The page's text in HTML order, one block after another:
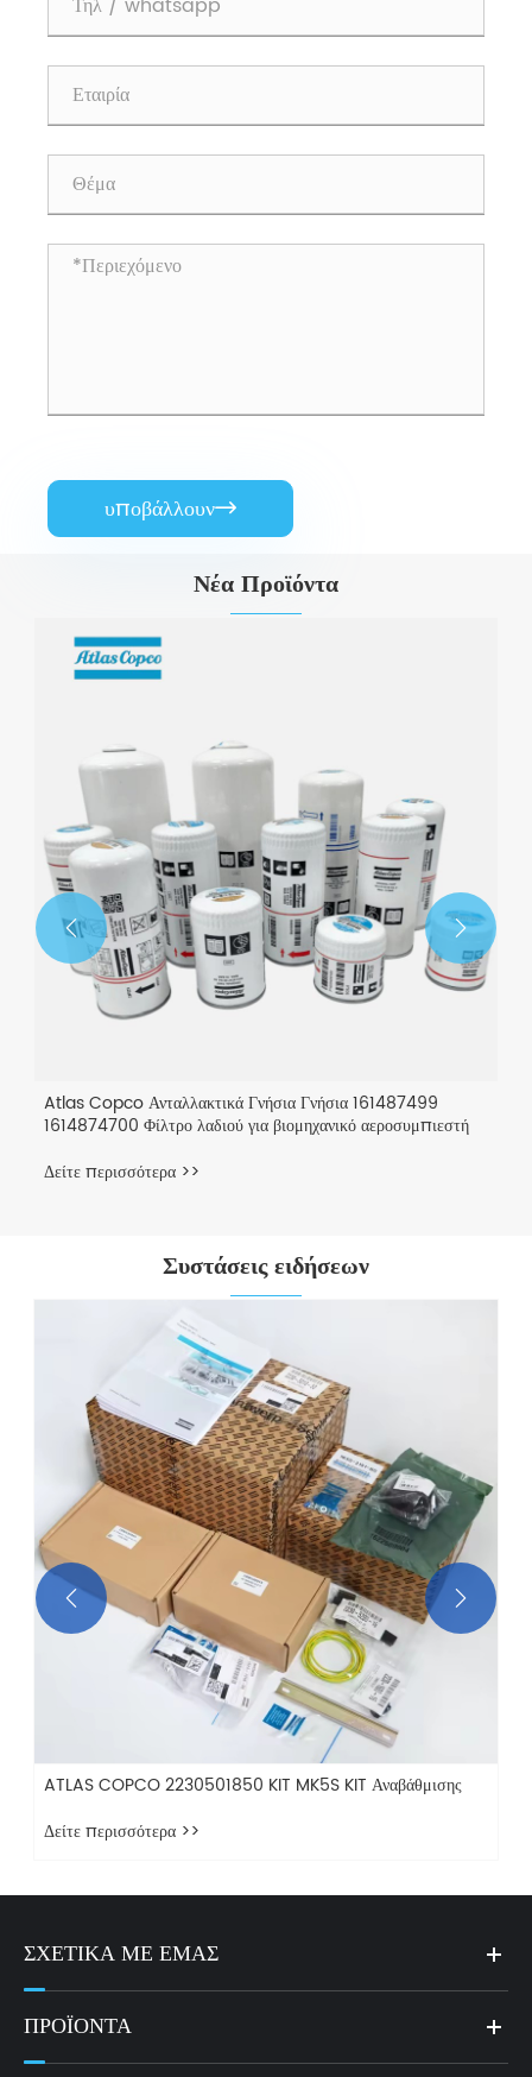
υποβάλλουν
Νέα Προϊόντα
Atlas Copco Ανταλλακτικά Γνήσια Γνήσια 161487499
1614874700 Φίλτρο λαδιού για βιομηχανικό αεροσυμπιεστή
Δείτε περισσότερα >>
 
Συστάσεις ειδήσεων
ATLAS COPCO 2230501850 KIT MK5S KIT Αναβάθμισης
Δείτε περισσότερα >>
 
ΣΧΕΤΙΚΆ ΜΕ ΕΜΆΣ
ΠΡΟΪΌΝΤΑ